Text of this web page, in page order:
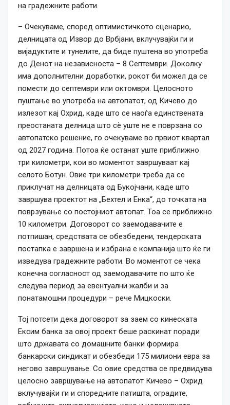
на градежните работи.
– Очекуваме, според оптимистичкото сценарио,
делницата од Извор до Врбјани, вклучувајќи ги и
вијадуктите и тунелите, да биде пуштена во употреба
до Денот на независноста – 8 Септември. Доколку
има дополнителни доработки, рокот би можел да се
помести до септември или октомври. Целосното
пуштање во употреба на автопатот, од Кичево до
излезот кај Охрид, каде што се наоѓа единствената
преостаната делница што сè уште не е поврзана со
автопатско решение, го очекуваме во првиот квартал
од 2027 година. Потоа ќе останат уште приближно
три километри, кои во моментот завршуваат кај
селото Ботун. Овие три километри треба да се
приклучат на делницата од Букојчани, каде што
завршува проектот на „Бехтел и Енка“, до точката на
поврзување со постојниот автопат. Тоа се приближно
10 километри. Договорот со заемодавачите е
потпишан, средствата се обезбедени, тендерската
постапка е завршена и избрана е компанија што ќе ги
изведува градежните работи. Во моментот се чека
конечна согласност од заемодавачите по што ќе
следува период за евентуални жалби и за
понатамошни процедури – рече Мицкоски.
Тој потсети дека договорот за заем со кинеската
Ексим банка за овој проект беше раскинат поради
што државата со домашните банки формира
банкарски синдикат и обезбеди 175 милиони евра за
негово завршување. Со овие средства се предвидува
целосно завршување на автопатот Кичево – Охрид
вклучувајќи ги и споредните патишта, оградите,